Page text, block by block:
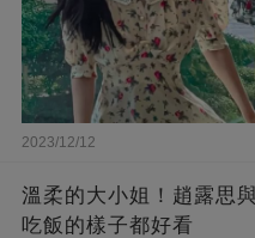
2023/12/12
溫柔的大小姐！趙露思
吃飯的樣子都好看